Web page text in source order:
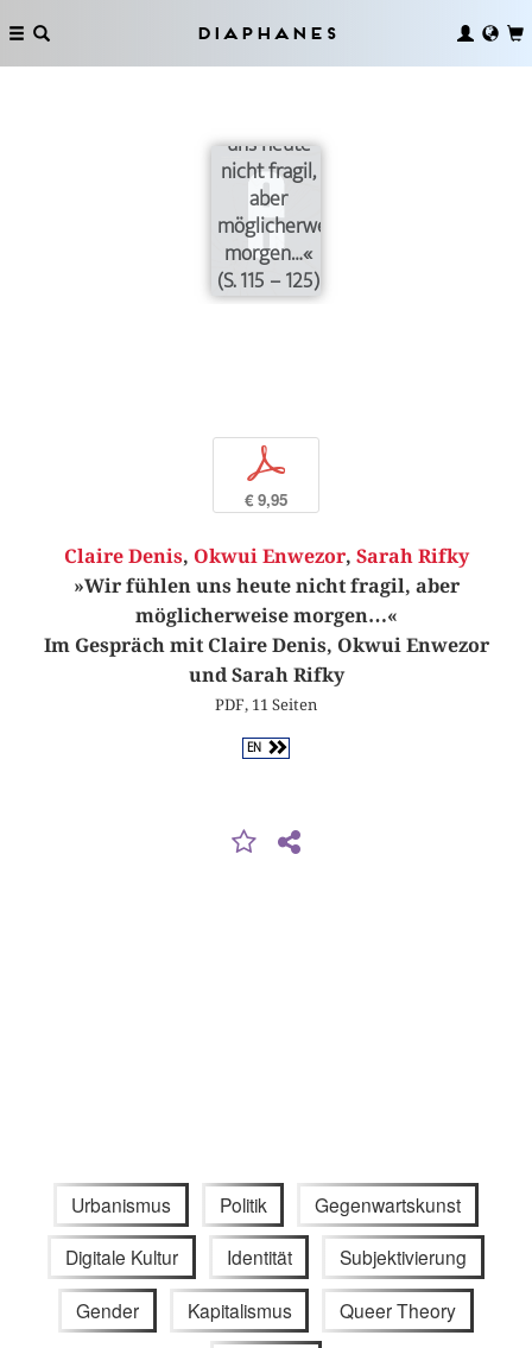
Diaphanes
uns heute
nicht fragil,
aber
möglicherweise
morgen…«
(S. 115 – 125)
p
€ 9,95
Claire Denis, Okwui Enwezor, Sarah Rifky
»Wir fühlen uns heute nicht fragil, aber
möglicherweise morgen…«
Im Gespräch mit Claire Denis, Okwui Enwezor
und Sarah Rifky
PDF, 11 Seiten
EN
Urbanismus Politik Gegenwartskunst
Digitale Kultur Identität Subjektivierung
Gender Kapitalismus Queer Theory